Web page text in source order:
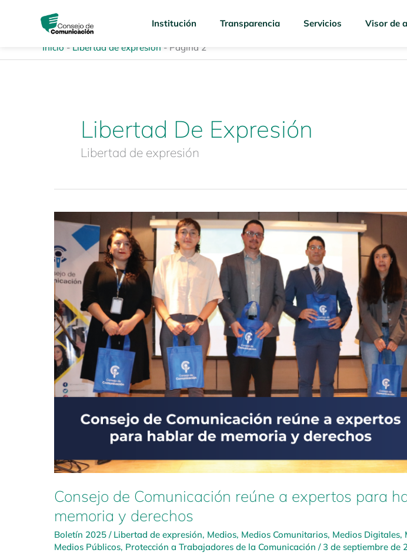
Institución Transparencia Servicios Visor de
Inicio - Libertad de expresión - Página 2
Libertad De Expresión
Libertad de expresión
Consejo de Comunicación reúne a expertos para
memoria y derechos
Boletín 2025 / Libertad de expresión, Medios, Medios Comunitarios, Medios Digitales,
Medios Públicos, Protección a Trabajadores de la Comunicación /3 de septiembre de
Consejo
Comunicación
reúne
a
expertos
para
hablar
de
memoria
y
derechos